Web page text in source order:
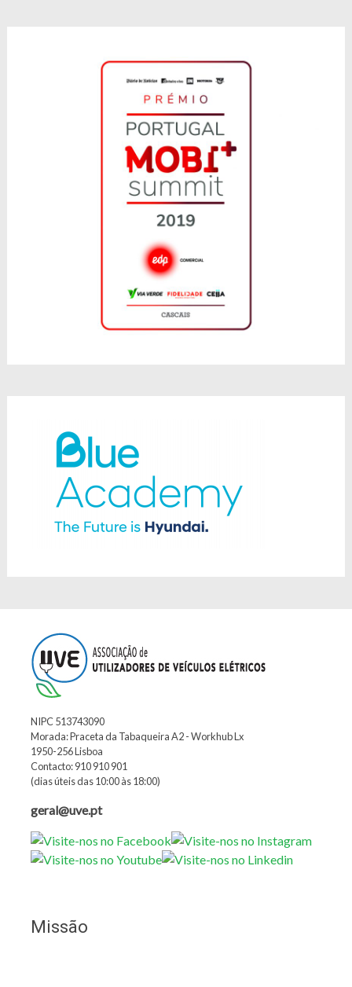
NIPC 513743090
Morada: Praceta da Tabaqueira A2 - Workhub Lx
1950-256 Lisboa
Contacto: 910 910 901
(dias úteis das 10:00 às 18:00)
geral@uve.pt
Missão